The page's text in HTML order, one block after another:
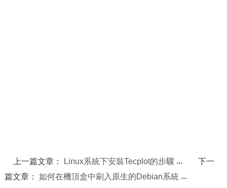
上一篇文章： Linux系統下安裝Tecplot的步驟
下一
篇文章： 如何在機頂盒中刷入原生的Debian系統